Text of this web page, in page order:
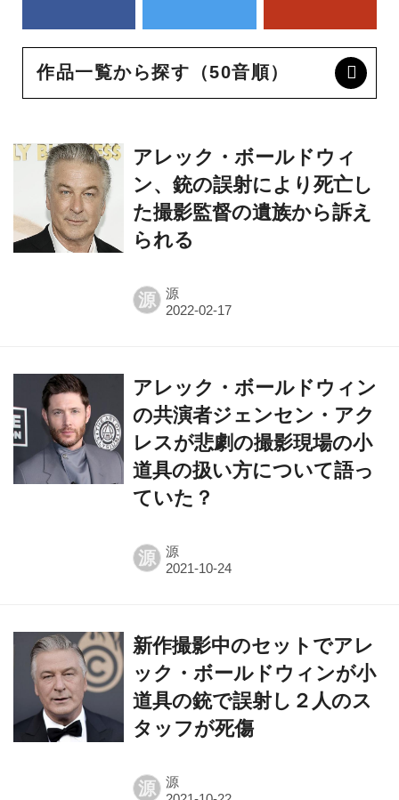
作品一覧から探す（50音順）
アレック・ボールドウィ
ン、銃の誤射により死亡し
た撮影監督の遺族から訴え
られる
源 源
アレック・ボールドウィン
の共演者ジェンセン・アク
レスが悲劇の撮影現場の小
道具の扱い方について語っ
ていた？
源 源
新作撮影中のセットでアレ
ック・ボールドウィンが小
道具の銃で誤射し２人のス
タッフが死傷
源 源